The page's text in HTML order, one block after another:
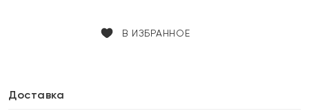
В ИЗБРАННОЕ
Доставка